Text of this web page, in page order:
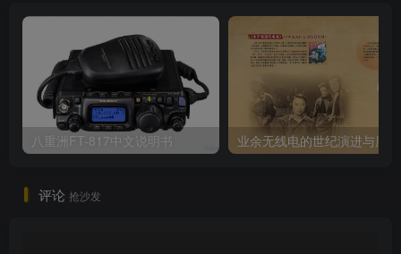
八重洲FT-817中文说明书
评论 抢沙发